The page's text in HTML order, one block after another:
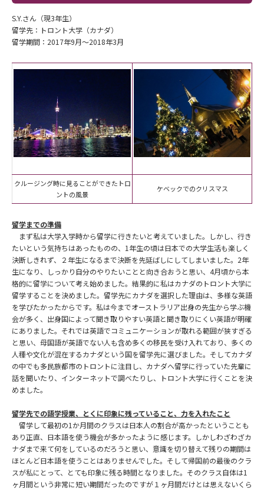
S.Y.さん（現3年生）
留学先：トロント大学（カナダ）
留学期間：2017年9月～2018年3月
クルージング時に見ることができたトロ
ントの風景
ケベックでのクリスマス
留学までの準備
まず私は大学入学時から留学に行きたいと考えていました。しかし、行き
たいという気持ちはあったものの、1年生の頃は日本での大学生活も楽しく
決断しきれず、２年生になるまで決断を先延ばしにしてしまいました。2年
生になり、しっかり自分のやりたいことと向き合おうと思い、4月頃から本
格的に留学について考え始めました。結果的に私はカナダのトロント大学に
留学することを決めました。留学先にカナダを選択した理由は、多様な英語
を学びたかったからです。私は今までオーストラリア出身の先生から学ぶ機
会が多く、出身国によって聞き取りやすい英語と聞き取りにくい英語が明確
にありました。それでは英語でコミュニケーションが取れる範囲が狭すぎる
と思い、母国語が英語でない人も含め多くの移民を受け入れており、多くの
人種や文化が混在するカナダという国を留学先に選びました。そしてカナダ
の中でも多民族都市のトロントに注目し、カナダへ留学に行っていた先輩に
話を聞いたり、インターネットで調べたりし、トロント大学に行くことを決
めました。
留学先での語学授業、とくに印象に残っていること、力を入れたこと
留学して最初の1か月間のクラスは日本人の割合が高かったということも
あり正直、日本語を使う機会が多かったように感じます。しかしわざわざカ
ナダまで来て何をしているのだろうと思い、意識を切り替えて残りの期間は
ほとんど日本語を使うことはありませんでした。そして帰国前の最後のクラ
スが私にとって、とても印象に残る時間となりました。そのクラス自体は1
ヶ月間という非常に短い期間だったのですが１ヶ月間だけとは思えないくら